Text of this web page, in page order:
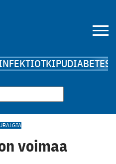
KIPUDIABETES
voimaa